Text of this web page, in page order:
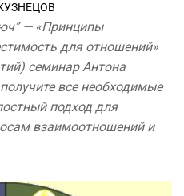
— «Принципы
для отношений»
семинар Антона
все необходимые
подход для
взаимоотношений и